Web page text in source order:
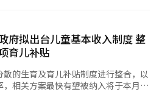
元，实际营业利润比预期多出53亿韩
率（14.6%）。 BGF零售表
平均气温上升，推动了饮料和冰淇淋
销售增长提供了支持。尽管因物流罢
销售的增长和盈利能力的改善抵消了
府拟出台儿童基本收入制度 整
育儿补贴
的生育及育儿补贴制度进行整合，以
相关方案最快有望被纳入将于本月公